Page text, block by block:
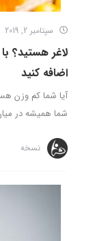
سپتامبر 2, 2019
اضافه کنید
آیا شما کم وزن
شما همیشه در
نسخه